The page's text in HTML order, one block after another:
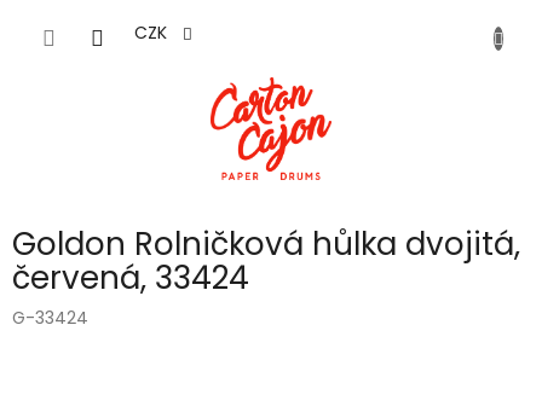
CZK
Goldon Rolničková hůlka dvojitá,
červená, 33424
G-33424